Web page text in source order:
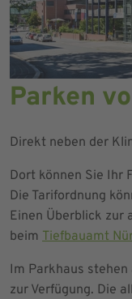
Parken
Direkt neben der
Dort können Sie Ihr
Die Tarifordnung
Einen Überblick zur
beim Tiefbauamt
Im Parkhaus
zur Verfügung. Die